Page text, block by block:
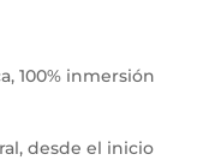
100% inmersión
desde el inicio